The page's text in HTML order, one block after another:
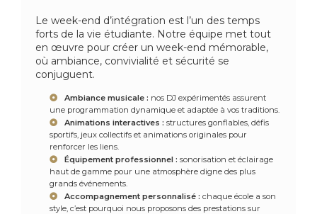
Le week-end d’intégration est l’un des temps
forts de la vie étudiante. Notre équipe met tout
en œuvre pour créer un week-end mémorable,
où ambiance, convivialité et sécurité se
conjuguent.
Ambiance musicale : nos DJ expérimentés assurent
une programmation dynamique et adaptée à vos traditions.
Animations interactives : structures gonflables, défis
sportifs, jeux collectifs et animations originales pour
renforcer les liens.
Équipement professionnel : sonorisation et éclairage
haut de gamme pour une atmosphère digne des plus
grands événements.
Accompagnement personnalisé : chaque école a son
style, c’est pourquoi nous proposons des prestations sur